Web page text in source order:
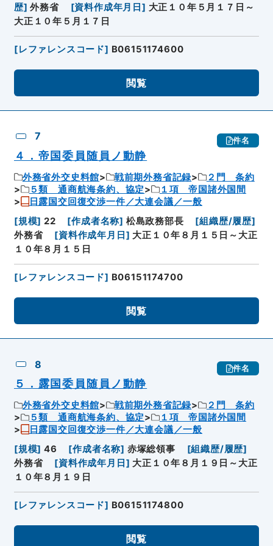
歴] 外務省 [資料作成年月日] 大正１０年５月１７日～
大正１０年５月１７日
[レファレンスコード] B06151174600
閲覧
7 件名
４．帝国委員随員ノ動静
外務省外交史料館 戦前期外務省記録
２門 条約
５類 通商航海条約、協定
１項 帝国諸外国間
日露国交回復交渉一件／大連会議／一般
[規模] 22 [作成者名称] 松島政務部長 [組織歴/履歴]
外務省
[資料作成年月日 ] 大正１０年８月１５日～大正
１０年８月１５日
[レファレンスコード] B06151174700
閲覧
8 件名
５．露国委員随員ノ動静
外務省外交史料館 戦前期外務省記録
２門 条約
５類 通商航海条約、協定
１項 帝国諸外国間
日露国交回復交渉一件／大連会議／一般
[規模] 46 [作成者名称] 赤塚総領事 [組織歴/履歴]
外務省
[資料作成年月日 ] 大正１０年８月１９日～大正
１０年８月１９日
[レファレンスコード] B06151174800
閲覧